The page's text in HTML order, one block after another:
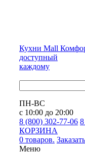
Кухни Mall
доступный
каждому
ПН-ВС
с 10:00 до 20:00
8 (800) 302-77-06
КОРЗИНА
0 товаров.
Меню